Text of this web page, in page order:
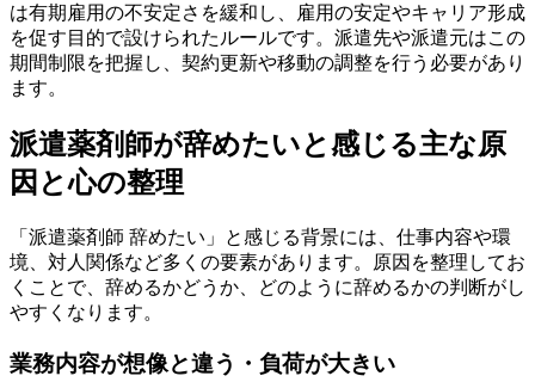
は有期雇用の不安定さを緩和し、雇用の安定やキャリア形成
を促す目的で設けられたルールです。派遣先や派遣元はこの
期間制限を把握し、契約更新や移動の調整を行う必要があり
ます。
派遣薬剤師が辞めたいと感じる主な原
因と心の整理
「派遣薬剤師 辞めたい」と感じる背景には、仕事内容や環
境、対人関係など多くの要素があります。原因を整理してお
くことで、辞めるかどうか、どのように辞めるかの判断がし
やすくなります。
業務内容が想像と違う・負荷が大きい